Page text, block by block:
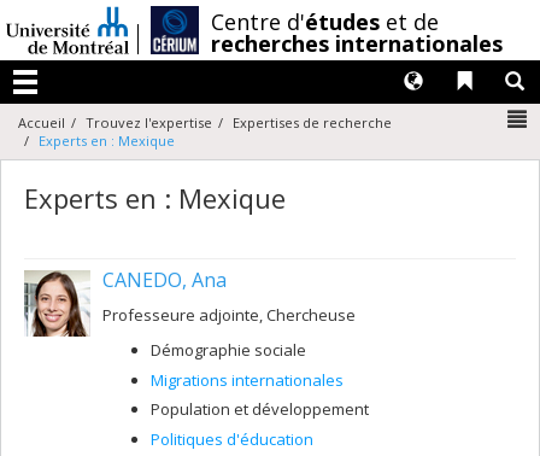
au
contenu
Centre d'études et de
recherches internationales
Menu
Liens
Langues
Accueil Trouvez l'expertise
Expertises de recherche
Experts en : Mexique
Experts en : Mexique
CANEDO, Ana
Professeure adjointe, Chercheuse
Démographie sociale
Migrations internationales
Population et développement
Politiques d'éducation